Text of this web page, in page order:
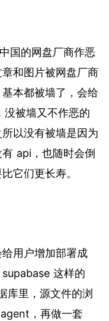
国的网盘厂商作恶
和图片被网盘厂商
本都被墙了，会给
没被墙又不作恶的
以没有被墙是因为
api，也随时会倒
它们更长寿。
用户增加部署成
这样的
库里，源文件的浏
，再做一套